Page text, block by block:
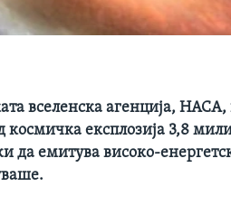
вселенска агенција,
космичка експлозија 3,8
да емитува високо-